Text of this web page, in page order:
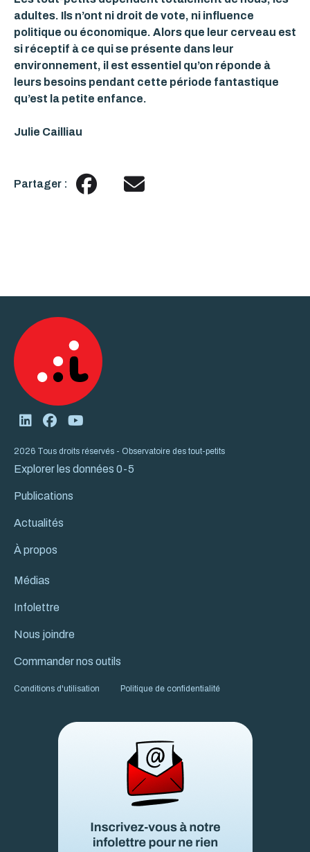
adultes. Ils n’ont ni droit de vote, ni influence
politique ou économique. Alors que leur cerveau est
si réceptif à ce qui se présente dans leur
environnement, il est essentiel qu’on réponde à
leurs besoins pendant cette période fantastique
qu’est la petite enfance.
Julie Cailliau
Partager :
2026 Tous droits réservés - Observatoire des tout-petits
Explorer les données 0-5
Publications
Actualités
À propos
Médias
Infolettre
Nous joindre
Commander nos outils
Conditions d'utilisation Politique de confidentialité